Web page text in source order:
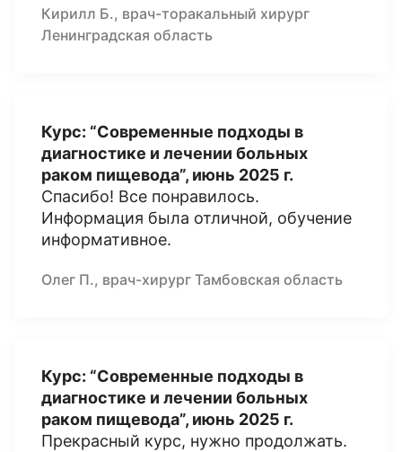
Кирилл Б., врач-торакальный хирург
Ленинградская область
Курс: “Современные подходы в
диагностике и лечении больных
раком пищевода”, июнь 2025 г.
Спасибо! Все понравилось.
Информация была отличной, обучение
информативное.
Олег П., врач-хирург Тамбовская область
Курс: “Современные подходы в
диагностике и лечении больных
раком пищевода”, июнь 2025 г.
Прекрасный курс, нужно продолжать.